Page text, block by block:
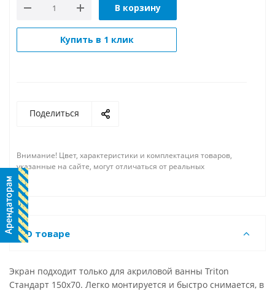
В корзину
Купить в 1 клик
Поделиться
Внимание! Цвет, характеристики и комплектация товаров,
указанные на сайте, могут отличаться от реальных
О товаре
Экран подходит только для акриловой ванны Triton
Стандарт 150х70. Легко монтируется и быстро снимается, в